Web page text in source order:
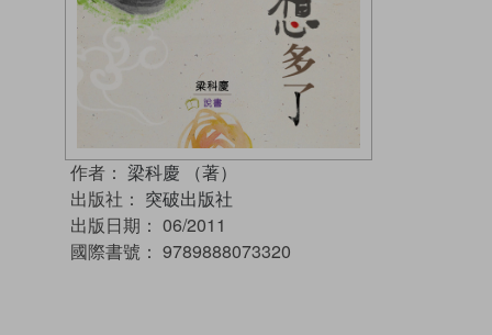
作者： 梁科慶 （著）
出版社： 突破出版社
出版日期： 06/2011
國際書號： 9789888073320